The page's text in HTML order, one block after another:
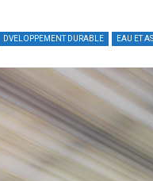
DVELOPPEMENT DURABLE EAU ET